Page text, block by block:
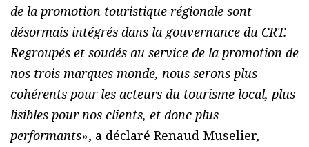
de la promotion touristique régionale sont
désormais intégrés dans la gouvernance du CRT.
Regroupés et soudés au service de la promotion de
nos trois marques monde, nous serons plus
cohérents pour les acteurs du tourisme local, plus
lisibles pour nos clients, et donc plus
performants», a déclaré Renaud Muselier,